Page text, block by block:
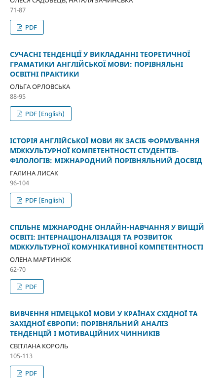
71-87
PDF
СУЧАСНІ ТЕНДЕНЦІЇ У ВИКЛАДАННІ ТЕОРЕТИЧНОЇ
ГРАМАТИКИ АНГЛІЙСЬКОЇ МОВИ: ПОРІВНЯЛЬНІ
ОСВІТНІ ПРАКТИКИ
ОЛЬГА ОРЛОВСЬКА
88-95
PDF (English)
ІСТОРІЯ АНГЛІЙСЬКОЇ МОВИ ЯК ЗАСІБ ФОРМУВАННЯ
МІЖКУЛЬТУРНОЇ КОМПЕТЕНТНОСТІ СТУДЕНТІВ-
ФІЛОЛОГІВ: МІЖНАРОДНИЙ ПОРІВНЯЛЬНИЙ ДОСВІД
ГАЛИНА ЛИСАК
96-104
PDF (English)
СПІЛЬНЕ МІЖНАРОДНЕ ОНЛАЙН-НАВЧАННЯ У ВИЩІЙ
ОСВІТІ: ІНТЕРНАЦІОНАЛІЗАЦІЯ ТА РОЗВИТОК
МІЖКУЛЬТУРНОЇ КОМУНІКАТИВНОЇ КОМПЕТЕНТНОСТІ
ОЛЕНА МАРТИНЮК
62-70
PDF
ВИВЧЕННЯ НІМЕЦЬКОЇ МОВИ У КРАЇНАХ СХІДНОЇ ТА
ЗАХІДНОЇ ЄВРОПИ: ПОРІВНЯЛЬНИЙ АНАЛІЗ
ТЕНДЕНЦІЙ І МОТИВАЦІЙНИХ ЧИННИКІВ
СВІТЛАНА КОРОЛЬ
105-113
PDF